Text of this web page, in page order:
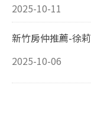
2025-10-11
新竹房仲推薦-徐
2025-10-06